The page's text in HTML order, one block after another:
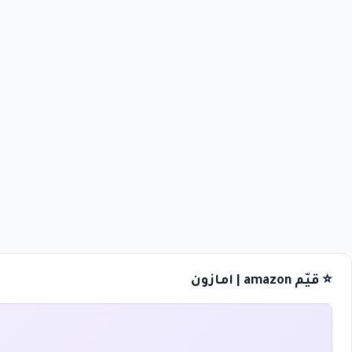
⭐ قيّم amazon | امازون